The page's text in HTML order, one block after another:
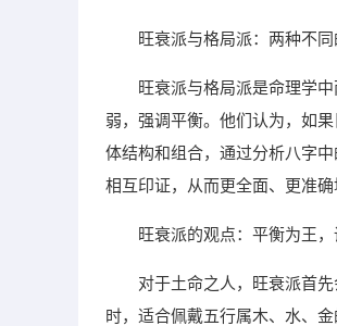
旺衰派与格局派：两种不
旺衰派与格局派是命理学
弱，强调平衡。他们认为，如
体结构和组合，通过分析八字
相互印证，从而更全面、更准确
旺衰派的观点：平衡为王，
对于土命之人，旺衰派首
时，适合佩戴五行属木、水、